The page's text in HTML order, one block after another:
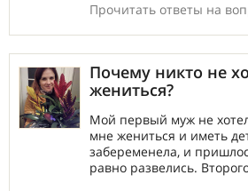
Прочитать ответы на
Почему никто не
жениться?
Мой первый муж не
мне жениться и иметь
забеременела, и
равно развелись.